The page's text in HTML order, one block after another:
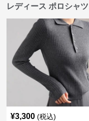
レディース ポロシャ
¥3,300 (税込)